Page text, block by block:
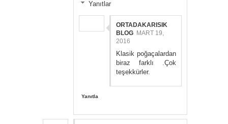
Yanıtlar
ORTADAKARISIK
BLOG MART 19,
2016
Klasik poğaçalardan
biraz farklı .Çok
teşekkürler.
Yanıtla